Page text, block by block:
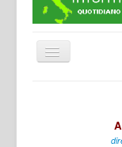
Cambia
navigazione